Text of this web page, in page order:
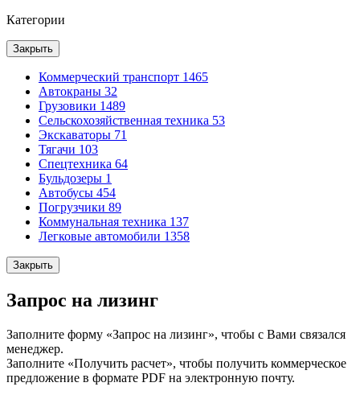
Категории
Закрыть
Коммерческий транспорт 1465
Автокраны 32
Грузовики 1489
Сельскохозяйственная техника 53
Экскаваторы 71
Тягачи 103
Спецтехника 64
Бульдозеры 1
Автобусы 454
Погрузчики 89
Коммунальная техника 137
Легковые автомобили 1358
Закрыть
Запрос на лизинг
Заполните форму «Запрос на лизинг», чтобы с Вами связался
менеджер.
Заполните «Получить расчет», чтобы получить коммерческое
предложение в формате PDF на электронную почту.